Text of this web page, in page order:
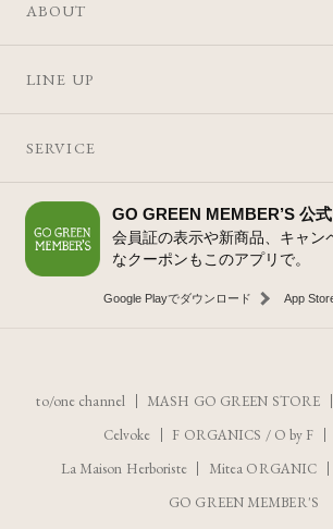
ABOUT
LINE UP
SERVICE
GO GREEN MEMBER’S 公
会員証の表示や新商品、キャン
なクーポンもこのアプリで。
Google Playでダウンロード App
to/one channel MASH GO GREEN STORE
Celvoke
F ORGANICS / O by F
La Maison Herboriste
Mitea ORGANIC
GO GREEN MEMBER'S